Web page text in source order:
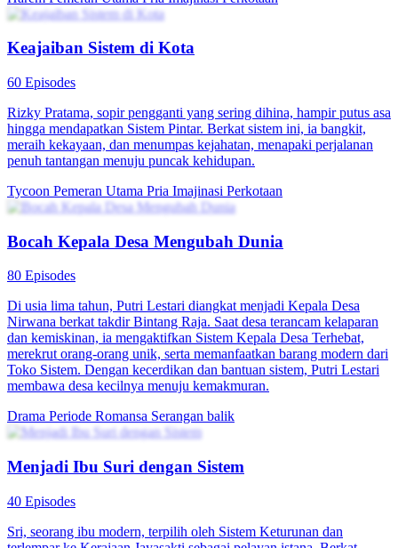
Sistem Ratu Laut dan harus menyelesaikan misi. Indah sering
disalahpahami Rizky sebagai orang aneh, tapi akhirnya mereka
menikah kontrak. Berkat sistem, Budi jadi pahlawan nasional dan
diakui Keluarga Wijaya. Indah dan Rizky pun akhirnya bersatu
Sistem Ajaib Kurir Makanan
60 Episodes
Rizky Pratama, seorang kurir muda, secara tak sengaja
mengaktifkan Sistem Penilaian Balik: ulasan buruk membawa
hukuman, ulasan baik memberi hadiah. Rizky jadi rebutan antara
Dengan sistem ajaib, Rizky naik kelas jadi pria idaman Kota Mega.
HaremPemeran Utama PriaImajinasi Perkotaan